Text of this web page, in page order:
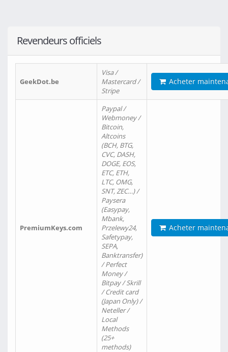
Revendeurs officiels
GeekDot.be
Visa /
Mastercard /
Stripe
Acheter
PremiumKeys.com
Paypal /
Webmoney /
Bitcoin,
Altcoins
(BCH, BTG,
CVC, DASH,
DOGE, EOS,
ETC, ETH,
LTC, OMG,
SNT, ZEC…) /
Paysera
(Easypay,
Mbank,
Przelewy24,
Safetypay,
SEPA,
Banktransfer)
/ Perfect
Money /
Bitpay / Skrill
/ Credit card
(Japan Only) /
Neteller /
Local
Methods
(25+
methods)
Acheter